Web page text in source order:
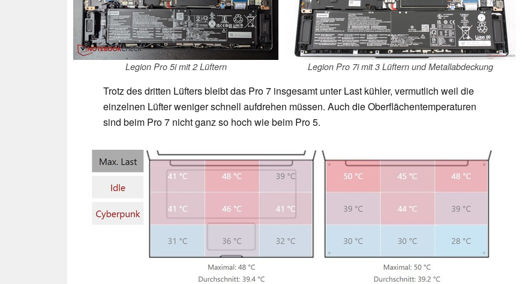
Legion Pro 5i mit 2 Lüftern Legion Pro 7i mit 3 Lüftern und Metallabdeckung
Trotz des dritten Lüfters bleibt das Pro 7 insgesamt unter Last kühler, vermutlich weil die
einzelnen Lüfter weniger schnell aufdrehen müssen. Auch die Oberflächentemperaturen
sind beim Pro 7 nicht ganz so hoch wie beim Pro 5.